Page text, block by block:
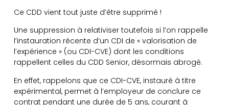
Ce CDD vient tout juste d’être supprimé !
Une suppression à relativiser toutefois si l’on rappelle
l’instauration récente d’un CDI de « valorisation de
l’expérience » (ou CDI-CVE) dont les conditions
rappellent celles du CDD Senior, désormais abrogé.
En effet, rappelons que ce CDI-CVE, instauré à titre
expérimental, permet à l’employeur de conclure ce
contrat pendant une durée de 5 ans, courant à